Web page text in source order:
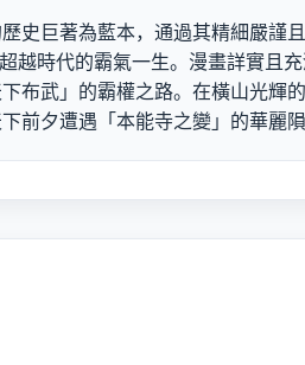
史巨著為藍本，通過其精細嚴謹
越時代的霸氣一生。漫畫詳實且
布武」的霸權之路。在橫山光輝
前夕遭遇「本能寺之變」的華麗隕